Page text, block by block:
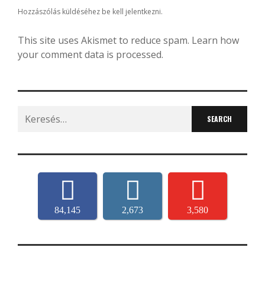
Hozzászólás küldéséhez be kell jelentkezni.
This site uses Akismet to reduce spam. Learn how
your comment data is processed.
Search
for:
84,145 2,673 3,580